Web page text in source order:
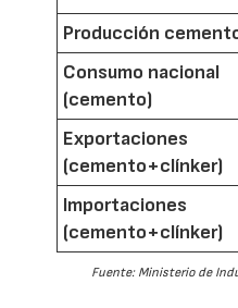
Producción
Consumo nacional
(cemento)
Exportaciones
(cemento+clínker)
Importaciones
(cemento+clínker)
Fuente: Ministerio de